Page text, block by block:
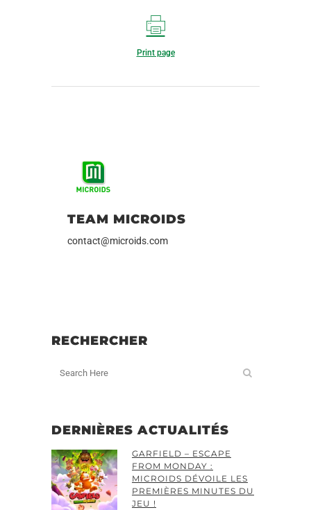
Print page
TEAM MICROIDS
contact@microids.com
RECHERCHER
DERNIÈRES ACTUALITÉS
GARFIELD – ESCAPE
FROM MONDAY :
MICROIDS DÉVOILE LES
PREMIÈRES MINUTES DU
JEU !